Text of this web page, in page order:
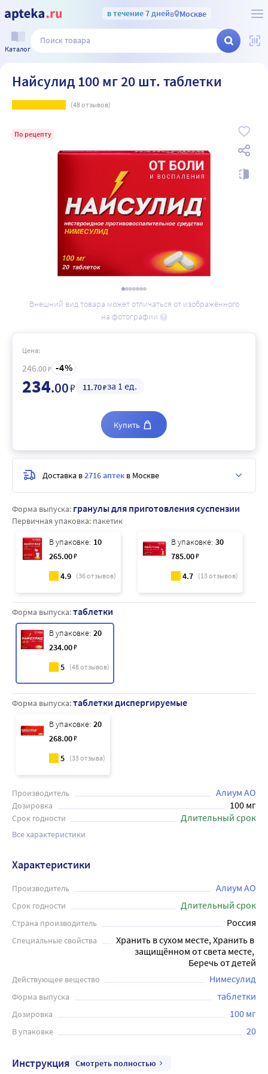
в течение 7 днейв Москве
Каталог
Найсулид 100 мг 20 шт. таблетки
(48отзывов)
По рецепту
Внешний вид товара может отличаться от изображённого
на фотографии
Форма выпуска: гранулы для приготовления суспензии
Первичная упаковка: пакетик
В упаковке: 10
265.00₽
4.9 (36отзывов)
В упаковке: 30
785.00₽
4.7 (13отзывов)
Форма выпуска:таблетки
В упаковке: 20
234.00₽
5 (48отзывов)
Форма выпуска:таблетки диспергируемые
В упаковке: 20
268.00₽
5 (33отзыва)
Производитель Алиум АО
Дозировка 100 мг
Срок годности Длительный срок
Все характеристики
Цена:
246.00₽ 4
234.00₽ 11.70₽за 1 ед.
Купить
Доставка в2716 аптек в Москве
Характеристики
Производитель Алиум АО
Срок годности Длительный срок
Страна производитель Россия
Специальные свойства
Хранить в сухом месте, Хранить в
защищённом от света месте,
Беречь от детей
Действующее вещество Нимесулид
Форма выпуска таблетки
Дозировка 100 мг
В упаковке 20
Инструкция Смотреть полностью